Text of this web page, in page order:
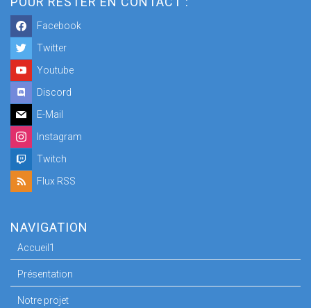
Facebook
Twitter
Youtube
Discord
E-Mail
Instagram
Twitch
Flux RSS
NAVIGATION
Accueil1
Présentation
Notre projet